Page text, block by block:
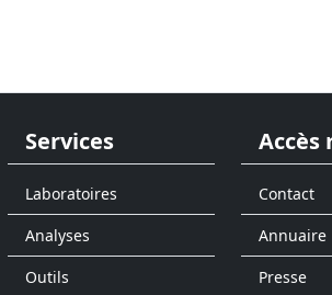
Services
Laboratoires
Analyses
Outils
Accès
Contact
Annuaire
Presse